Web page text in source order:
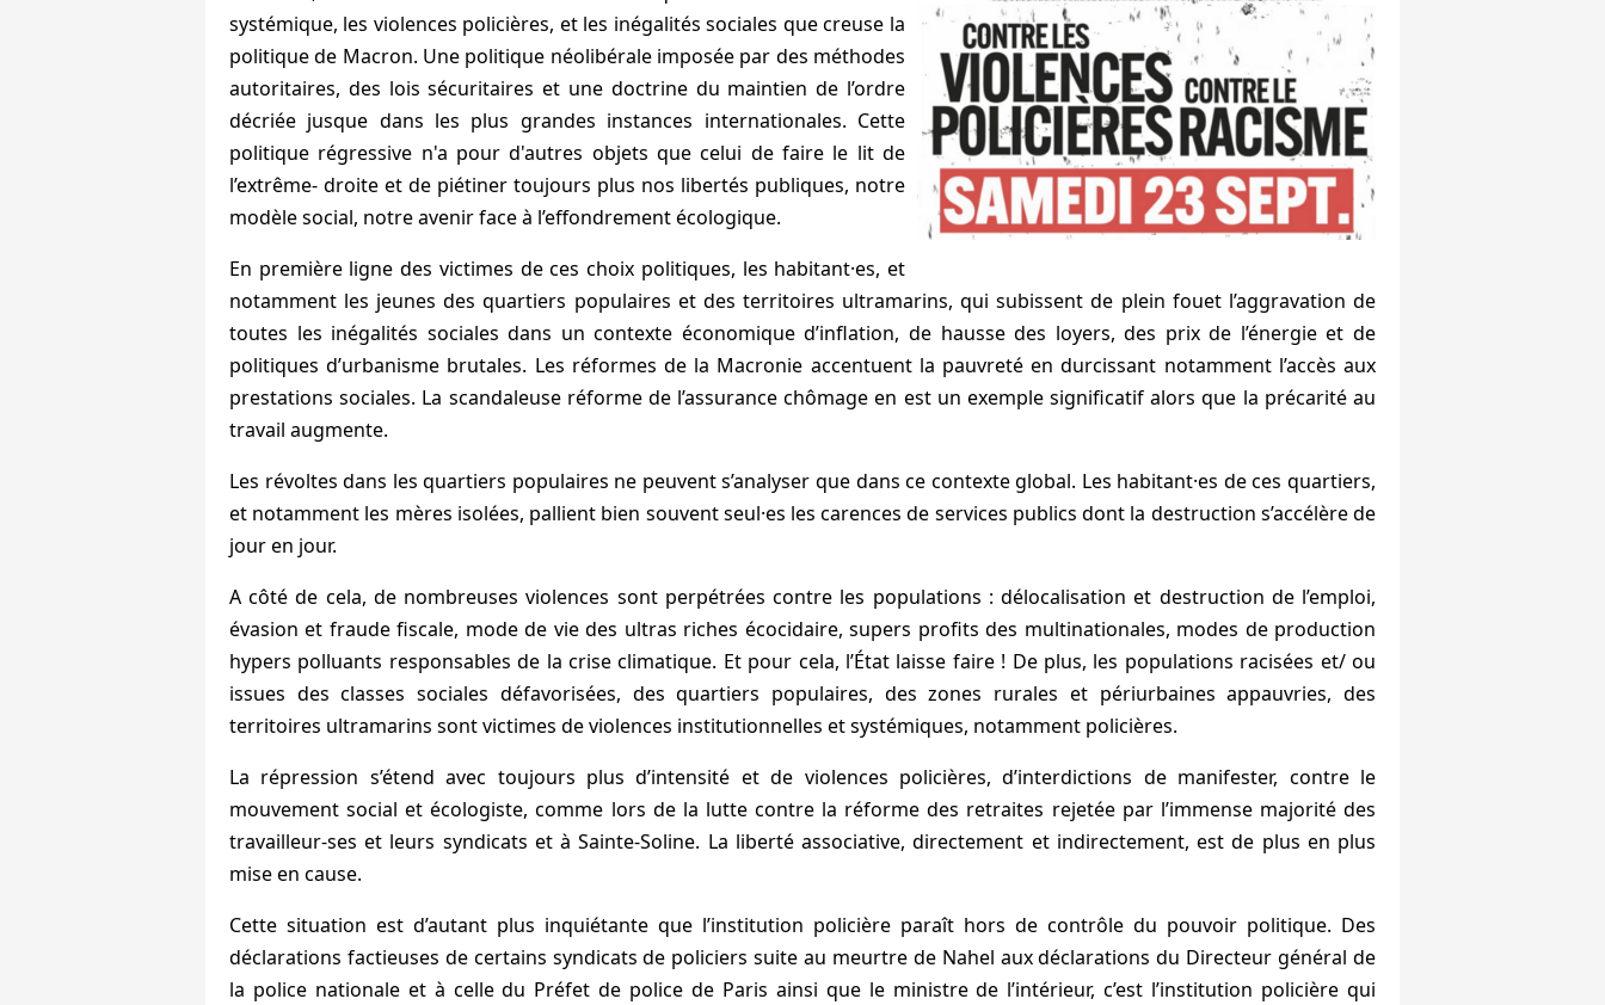
systémique, les violences policières, et les inégalités sociales que creuse la
politique de Macron. Une politique néolibérale imposée par des méthodes
autoritaires, des lois sécuritaires et une doctrine du maintien de l’ordre
décriée jusque dans les plus grandes instances internationales. Cette
politique régressive n'a pour d'autres objets que celui de faire le lit de
l’extrême- droite et de piétiner toujours plus nos libertés publiques, notre
modèle social, notre avenir face à l’effondrement écologique.
En première ligne des victimes de ces choix politiques, les habitant·es, et
notamment les jeunes des quartiers populaires et des territoires ultramarins, qui subissent de plein fouet l’aggravation de
toutes les inégalités sociales dans un contexte économique d’inflation, de hausse des loyers, des prix de l’énergie et de
politiques d’urbanisme brutales. Les réformes de la Macronie accentuent la pauvreté en durcissant notamment l’accès aux
prestations sociales. La scandaleuse réforme de l’assurance chômage en est un exemple significatif alors que la précarité au
travail augmente.
Les révoltes dans les quartiers populaires ne peuvent s’analyser que dans ce contexte global. Les habitant·es de ces quartiers,
et notamment les mères isolées, pallient bien souvent seul·es les carences de services publics dont la destruction s’accélère de
jour en jour.
A côté de cela, de nombreuses violences sont perpétrées contre les populations : délocalisation et destruction de l’emploi,
évasion et fraude fiscale, mode de vie des ultras riches écocidaire, supers profits des multinationales, modes de production
hypers polluants responsables de la crise climatique. Et pour cela, l’État laisse faire ! De plus, les populations racisées et/ ou
issues des classes sociales défavorisées, des quartiers populaires, des zones rurales et périurbaines appauvries, des
territoires ultramarins sont victimes de violences institutionnelles et systémiques, notamment policières.
La répression s’étend avec toujours plus d’intensité et de violences policières, d’interdictions de manifester, contre le
mouvement social et écologiste, comme lors de la lutte contre la réforme des retraites rejetée par l’immense majorité des
travailleur-ses et leurs syndicats et à Sainte-Soline. La liberté associative, directement et indirectement, est de plus en plus
mise en cause.
Cette situation est d’autant plus inquiétante que l’institution policière paraît hors de contrôle du pouvoir politique. Des
déclarations factieuses de certains syndicats de policiers suite au meurtre de Nahel aux déclarations du Directeur général de
la police nationale et à celle du Préfet de police de Paris ainsi que le ministre de l’intérieur, c’est l’institution policière qui